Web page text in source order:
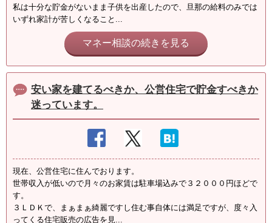
私は十分な貯金がないまま子供を出産したので、旦那の給料のみでは
いずれ家計が苦しくなること...
マネー相談の続きを見る
安い家を建てるべきか、公営住宅で貯金すべきか
迷っています。
現在、公営住宅に住んでおります。
世帯収入が低いので月々のお家賃は駐車場込みで３２０００円ほどで
す。
３ＬＤＫで、まぁまぁ綺麗ですし住む事自体には満足ですが、度々入
ってくる住宅販売の広告を見...